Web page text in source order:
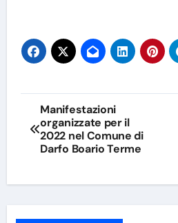
Navigazione
articoli
Manifestazioni
organizzate per il
2022 nel Comune di
Darfo Boario Terme